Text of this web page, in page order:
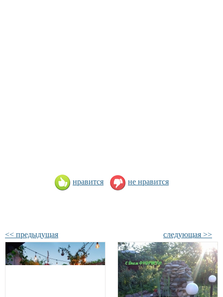
нравится не нравится
<< предыдущая следующая >>